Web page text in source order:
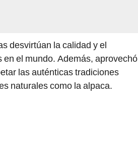
desvirtúan la calidad y el
el mundo. Además, aprovechó
las auténticas tradiciones
naturales como la alpaca.